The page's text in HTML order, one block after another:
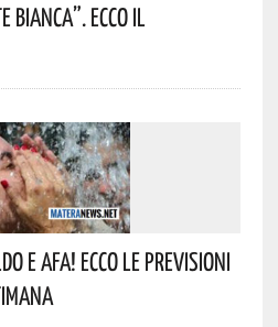
Ecco Il
E Afa! Ecco Le Previsioni